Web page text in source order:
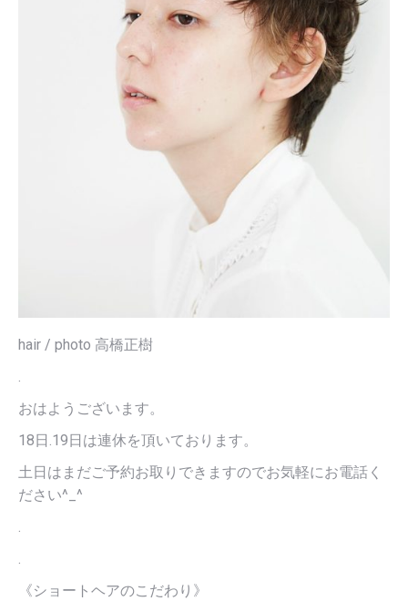
hair / photo 高橋正樹
.
おはようございます。
18日.19日は連休を頂いております。
土日はまだご予約お取りできますのでお気軽にお電話く
ださい^_^
.
.
《ショートヘアのこだわり》